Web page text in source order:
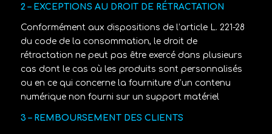
2 – EXCEPTIONS AU DROIT DE RÉTRACTATION
Conformément aux dispositions de l’article L. 221-28
du code de la consommation, le droit de
rétractation ne peut pas être exercé dans plusieurs
cas dont le cas où les produits sont personnalisés
ou en ce qui concerne la fourniture d’un contenu
numérique non fourni sur un support matériel
3 – REMBOURSEMENT DES CLIENTS